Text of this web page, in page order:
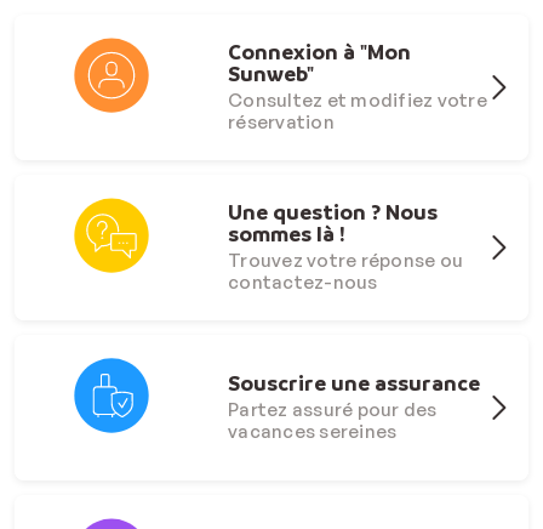
Connexion à "Mon
Sunweb"
Consultez et modifiez votre
réservation
Une question ? Nous
sommes là !
Trouvez votre réponse ou
contactez-nous
Souscrire une assurance
Partez assuré pour des
vacances sereines